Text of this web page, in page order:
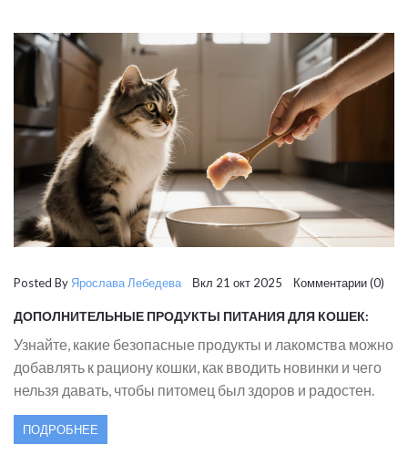
Posted By Ярослава ЛебедеваВкл 21 окт 2025 Комментарии (0)
ДОПОЛНИТЕЛЬНЫЕ ПРОДУКТЫ ПИТАНИЯ ДЛЯ КОШЕК:
Узнайте, какие безопасные продукты и лакомства можно
добавлять к рациону кошки, как вводить новинки и чего
нельзя давать, чтобы питомец был здоров и радостен.
ПОДРОБНЕЕ